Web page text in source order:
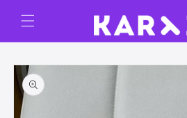
directamente
al contenido
directamente
a la
información
del producto